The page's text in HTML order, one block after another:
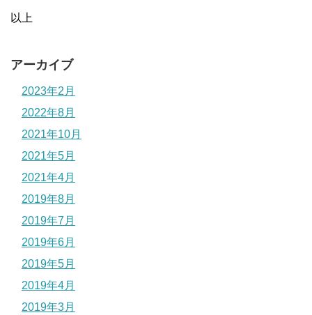
以上
アーカイブ
2023年2月
2022年8月
2021年10月
2021年5月
2021年4月
2019年8月
2019年7月
2019年6月
2019年5月
2019年4月
2019年3月